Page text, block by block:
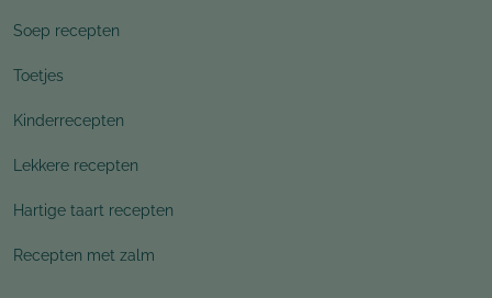
Soep recepten
Toetjes
Kinderrecepten
Lekkere recepten
Hartige taart recepten
Recepten met zalm